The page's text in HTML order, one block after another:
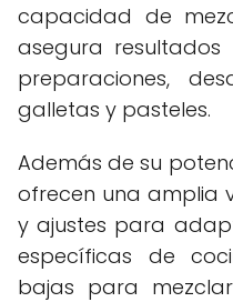
capacidad de
asegura
preparaciones,
galletas y pasteles.
Además de su
ofrecen una amplia
y ajustes para
específicas de
bajas para